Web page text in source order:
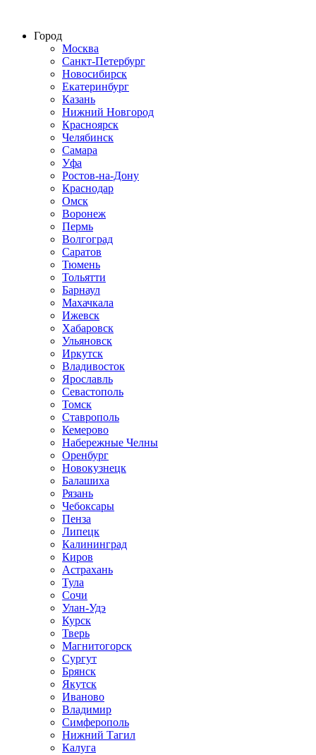
Город
Москва
Санкт-Петербург
Новосибирск
Екатеринбург
Казань
Нижний Новгород
Красноярск
Челябинск
Самара
Уфа
Ростов-на-Дону
Краснодар
Омск
Воронеж
Пермь
Волгоград
Саратов
Тюмень
Тольятти
Барнаул
Махачкала
Ижевск
Хабаровск
Ульяновск
Иркутск
Владивосток
Ярославль
Севастополь
Томск
Ставрополь
Кемерово
Набережные Челны
Оренбург
Новокузнецк
Балашиха
Рязань
Чебоксары
Пенза
Липецк
Калининград
Киров
Астрахань
Тула
Сочи
Улан-Удэ
Курск
Тверь
Магнитогорск
Сургут
Брянск
Якутск
Иваново
Владимир
Симферополь
Нижний Тагил
Калуга